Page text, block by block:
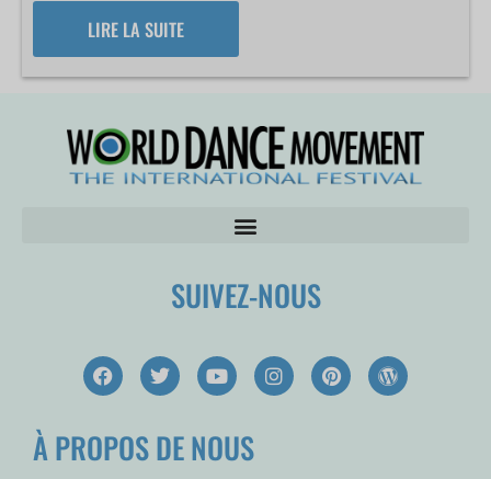
LIRE LA SUITE
SUIVEZ-NOUS
F
a
c
b
o
T
w
i
t
e
Y
o
u
u
b
I
n
s
P
i
n
W
o
r
À PROPOS DE NOUS